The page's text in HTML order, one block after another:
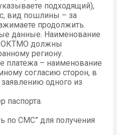
подходящий),
вид пошлины – за
продолжить.
данные. Наименование
ОКТМО должны
региону.
платежа – наименование
согласию сторон, в
одного из
паспорта.
по СМС” для получения